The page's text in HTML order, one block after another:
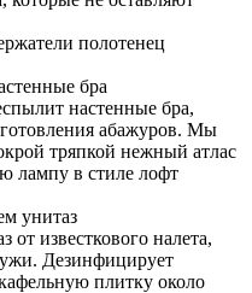
полотенец
бра
настенные бра,
абажуров. Мы
тряпкой нежный атлас
лампу в стиле лофт
унитаз
от известкового налета,
Дезинфицирует
плитку около